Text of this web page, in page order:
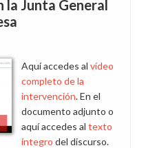
la Junta General
Aquí accedes al vídeo
completo de la
intervención. En el
documento adjunto o
aquí accedes al texto
íntegro del discurso.